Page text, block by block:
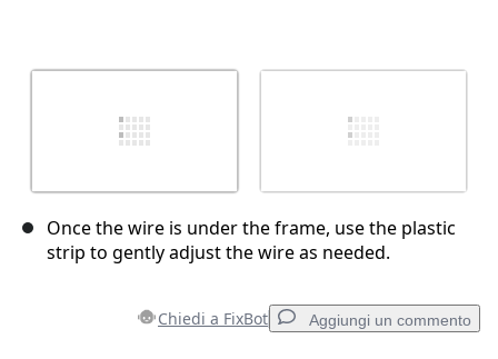
Once the wire is under the frame, use the plastic
strip to gently adjust the wire as needed.
Chiedi a FixBot Aggiungi un commento